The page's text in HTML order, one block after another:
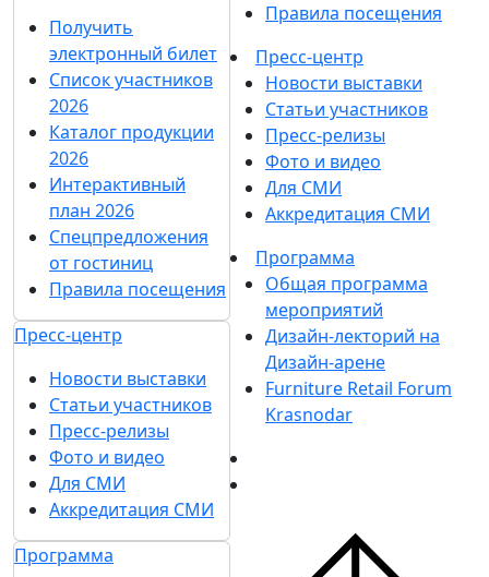
Получить
электронный билет
Список участников
2026
Каталог продукции
2026
Интерактивный
план 2026
Спецпредложения
от гостиниц
Правила посещения
Пресс-центр
Новости выставки
Статьи участников
Пресс-релизы
Фото и видео
Для СМИ
Аккредитация СМИ
Программа
Правила посещения
Пресс-центр
Новости выставки
Статьи участников
Пресс-релизы
Фото и видео
Для СМИ
Аккредитация СМИ
Программа
Общая программа
мероприятий
Дизайн-лекторий на
Дизайн-арене
Furniture Retail Forum
Krasnodar